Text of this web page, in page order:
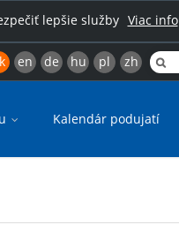
lepšie služby Viac info
en de hu pl zh
Kalendár podujatí